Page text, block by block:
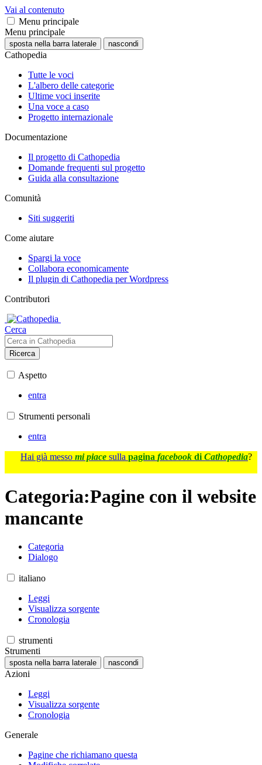
Vai al contenuto
Menu principale
Menu principale
sposta nella barra laterale nascondi
Cathopedia
Tutte le voci
L'albero delle categorie
Ultime voci inserite
Una voce a caso
Progetto internazionale
Documentazione
Il progetto di Cathopedia
Domande frequenti sul progetto
Guida alla consultazione
Comunità
Siti suggeriti
Come aiutare
Spargi la voce
Collabora economicamente
Il plugin di Cathopedia per Wordpress
Contributori
Cerca
Ricerca
Aspetto
entra
Strumenti personali
entra
Hai già messo mi piace sulla pagina facebook di Cathopedia?
Categoria:Pagine con il website
mancante
Categoria
Dialogo
italiano
Leggi
Visualizza sorgente
Cronologia
strumenti
Strumenti
sposta nella barra laterale nascondi
Azioni
Leggi
Visualizza sorgente
Cronologia
Generale
Pagine che richiamano questa